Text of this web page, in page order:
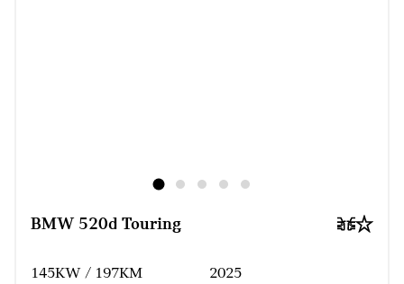
BMW 520d Touring
145KW / 197KM
2025